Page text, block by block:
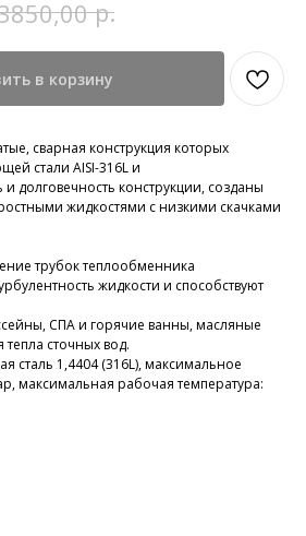
р.
в корзину
сварная конструкция которых
стали AISI-316L и
долговечность конструкции, созданы
жидкостями с низкими скачками
трубок теплообменника
жидкости и способствуют
СПА и горячие ванны, масляные
сточных вод.
сталь 1,4404 (316L), максимальное
максимальная рабочая температура: